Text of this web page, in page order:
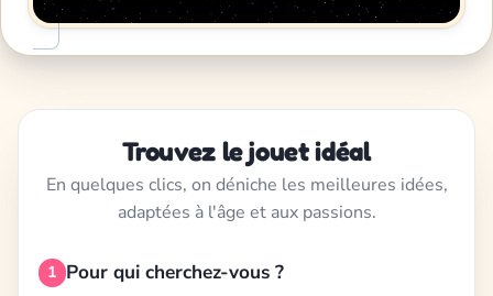
Trouvez le jouet idéal
En quelques clics, on déniche les meilleures idées,
adaptées à l'âge et aux passions.
1 Pour qui cherchez-vous ?